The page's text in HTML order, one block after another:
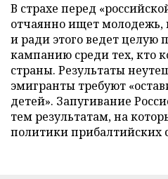
В страхе перед
отчаянно ищет молодежь,
и ради этого ведет целую
кампанию среди тех, кто
страны. Результаты
эмигранты требуют
детей». Запугивание
тем результатам, на
политики прибалтийских